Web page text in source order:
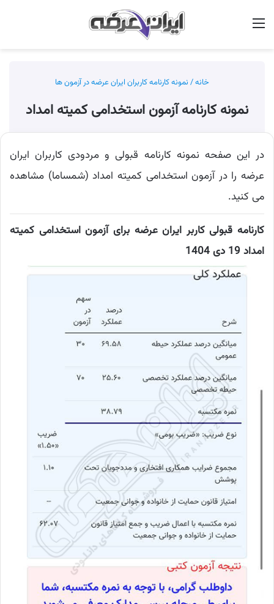
خانه/ نمونه کارنامه کاربران ایران عرضه در آزمون ها
نمونه کارنامه آزمون استخدامی کمیته امداد
در این صفحه نمونه کارنامه قبولی و مردودی کاربران ایران
عرضه را در آزمون استخدامی کمیته امداد (شمساما) مشاهده
می کنید.
کارنامه قبولی کاربر ایران عرضه برای آزمون استخدامی کمیته
امداد 19 دی 1404